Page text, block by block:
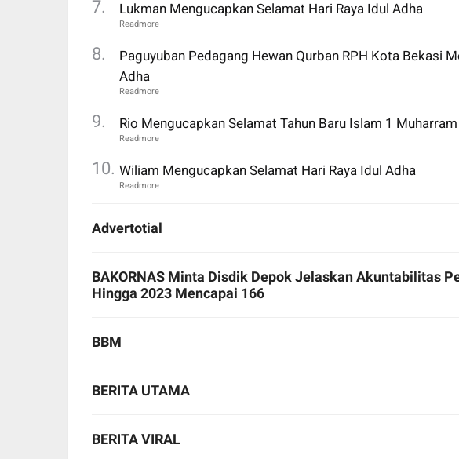
Lukman Mengucapkan Selamat Hari Raya Idul Adha
Paguyuban Pedagang Hewan Qurban RPH Kota Bekasi
Adha
Rio Mengucapkan Selamat Tahun Baru Islam 1
Wiliam Mengucapkan Selamat Hari Raya Idul Adha
Advertotial
BAKORNAS Minta Disdik Depok Jelaskan Akuntabilitas
Hingga 2023 Mencapai 166
BBM
BERITA UTAMA
BERITA VIRAL